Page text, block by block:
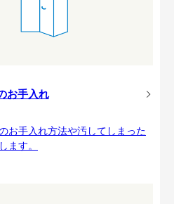
お手入れ
お手入れ方法や汚してしまった
ます。